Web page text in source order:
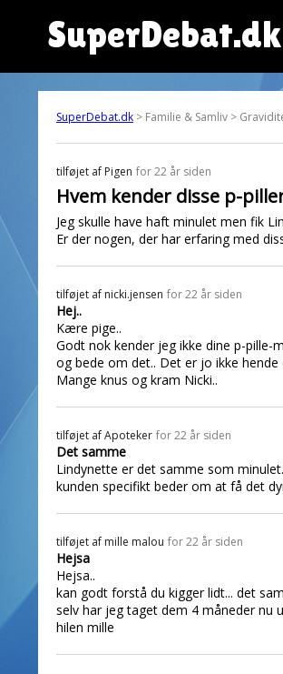
SuperDebat.dk
SuperDebat.dk > Familie & Samliv >
tilføjet af Pigen for 22 år siden
Hvem kender disse p-
Jeg skulle have haft minulet men fik
Er der nogen, der har erfaring med
tilføjet af nicki.jensen for 22 år siden
Hej..
Kære pige..
Godt nok kender jeg ikke dine p-
og bede om det.. Det er jo ikke
Mange knus og kram Nicki..
tilføjet afApoteker for 22 år siden
Det samme
Lindynette er det samme som
kunden specifikt beder om at få det
tilføjet af mille malou for 22 år siden
Hejsa
Hejsa..
kan godt forstå du kigger lidt... det
selv har jeg taget dem 4 måneder nu
hilen mille